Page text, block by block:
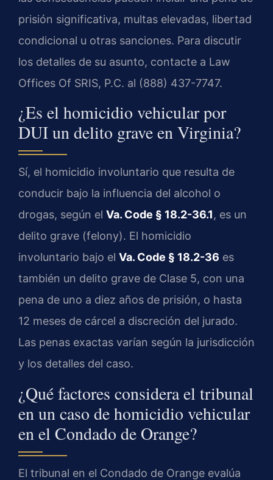
prisión significativa, multas elevadas, libertad
condicional u otras sanciones. Para discutir
los detalles de su asunto, contacte a Law
Offices Of SRIS, P.C. al (888) 437-7747.
¿Es el homicidio vehicular por
DUI un delito grave en Virginia?
Sí, el homicidio involuntario que resulta de
conducir bajo la influencia del alcohol o
drogas, según el Va. Code § 18.2-36.1, es un
delito grave (felony). El homicidio
involuntario bajo el Va. Code § 18.2-36 es
también un delito grave de Clase 5, con una
pena de uno a diez años de prisión, o hasta
12 meses de cárcel a discreción del jurado.
Las penas exactas varían según la jurisdicción
y los detalles del caso.
¿Qué factores considera el tribunal
en un caso de homicidio vehicular
en el Condado de Orange?
El tribunal en el Condado de Orange evalúa